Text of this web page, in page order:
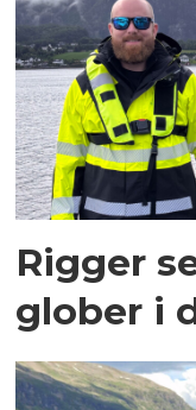
Rigger
glober i